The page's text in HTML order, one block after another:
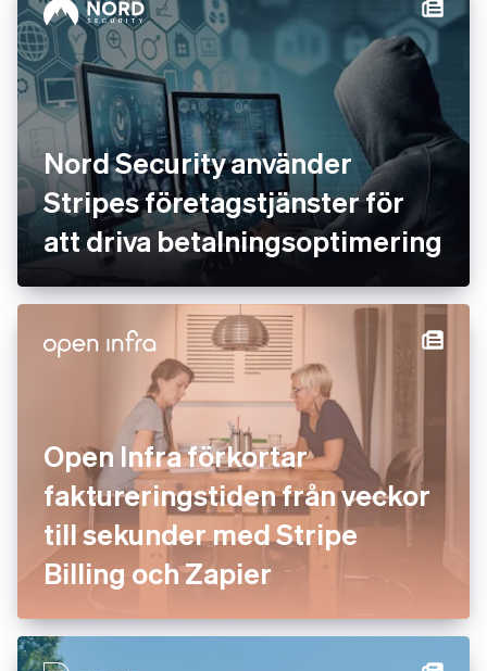
Nord Security använder
Stripes företagstjänster för
att driva betalningsoptimering
Open Infra förkortar
faktureringstiden från veckor
till sekunder med Stripe
Billing och Zapier